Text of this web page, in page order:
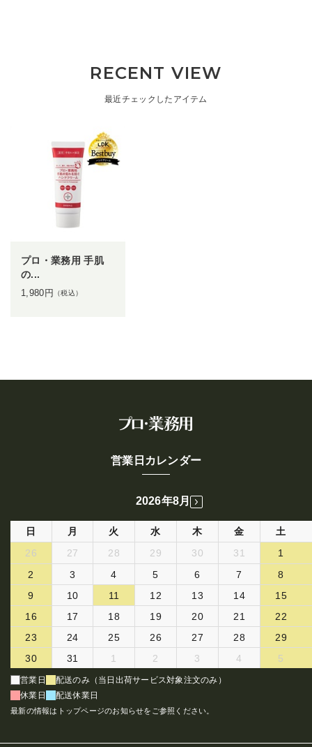
RECENT VIEW
最近チェックしたアイテム
プロ・業務用 手肌
の...
1,980 円 （税込）
営業日カレンダー
2026年8月
日 月 火 水 木 金
土
26
27 28 29 30 31
1
2
3 4 5 6 7
8
9
10 11 12 13 14
15
16
17 18 19 20 21
22
23
24 25 26 27 28
29
30
31 1 2 3 4 5
営業日
配送のみ（当日出荷サービス対象注文のみ）
休業日
配送休業日
最新の情報はトップページのお知らせをご参照ください。